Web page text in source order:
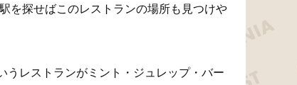
を探せばこのレストランの場所も見つけや
レストランがミント・ジュレップ・バー